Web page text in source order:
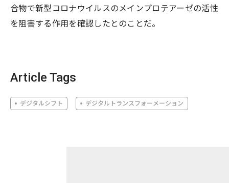
合物で新型コロナウイルスのメインプロテアーゼの活性
を阻害する作用を確認したとのことだ。
Article Tags
デジタルシフト デジタルトランスフォーメーション